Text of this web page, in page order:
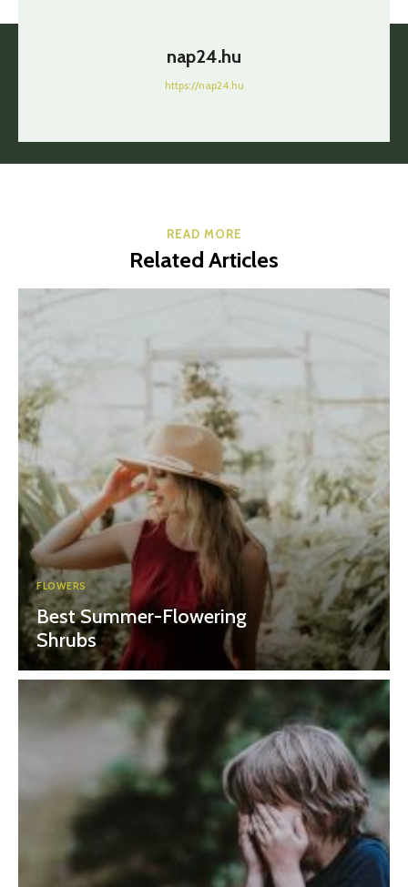
nap24.hu
https://nap24.hu
READ MORE
Related Articles
FLOWERS
Best Summer-Flowering
Shrubs